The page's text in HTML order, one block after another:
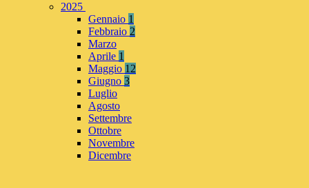
2025
Gennaio 1
Febbraio 2
Marzo
Aprile 1
Maggio 12
Giugno 3
Luglio
Agosto
Settembre
Ottobre
Novembre
Dicembre